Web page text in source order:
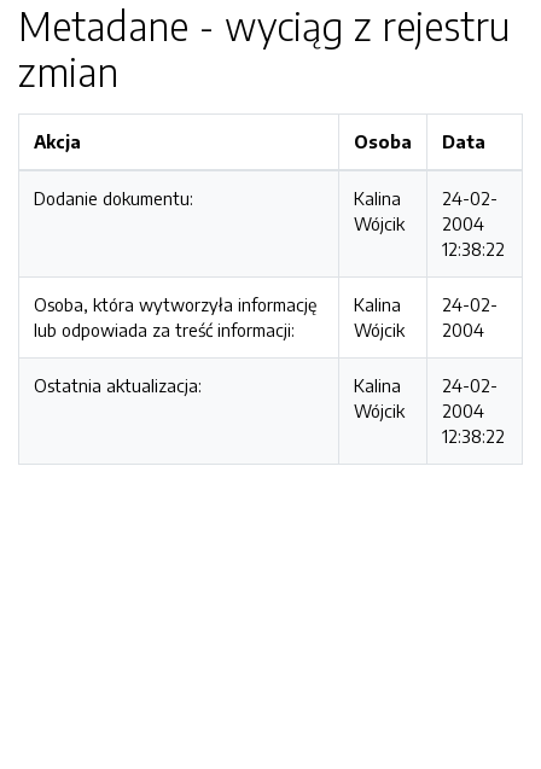
Metadane - wyciąg z rejestru
zmian
Akcja Osoba Data
Dodanie dokumentu:
Kalina
Wójcik
24-02-
2004
12:38:22
Osoba, która wytworzyła informację
lub odpowiada za treść informacji:
Kalina
Wójcik
24-02-
2004
Ostatnia aktualizacja:
Kalina
Wójcik
24-02-
2004
12:38:22